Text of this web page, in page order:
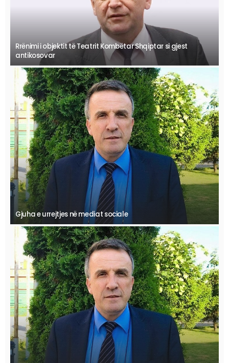
Rrënimi i objektit të Teatrit Kombëtar Shqiptar si gjest
antikosovar
Gjuha e urrejtjes në mediat sociale